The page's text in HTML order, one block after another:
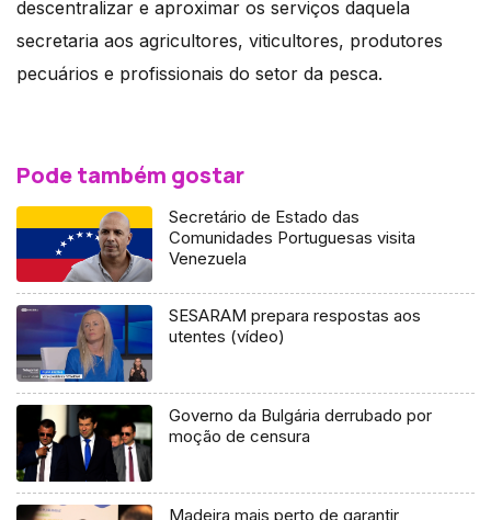
descentralizar e aproximar os serviços daquela
secretaria aos agricultores, viticultores, produtores
pecuários e profissionais do setor da pesca.
Pode também gostar
Secretário de Estado das
Comunidades Portuguesas visita
Venezuela
SESARAM prepara respostas aos
utentes (vídeo)
Governo da Bulgária derrubado por
moção de censura
Madeira mais perto de garantir